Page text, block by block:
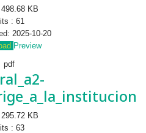
498.68 KB
: 61
2025-10-20
Preview
pdf
295.72 KB
: 63